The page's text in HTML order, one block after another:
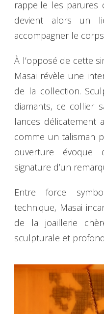
rappelle les parures
devient alors un
accompagner le
À l’opposé de cette
Masai révèle une
de la collection.
diamants, ce collier
lances délicatement
comme un talisman
ouverture évoque
signature d’un
Entre force
technique, Masai
de la joaillerie
sculpturale et